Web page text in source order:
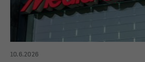
10.6.2026